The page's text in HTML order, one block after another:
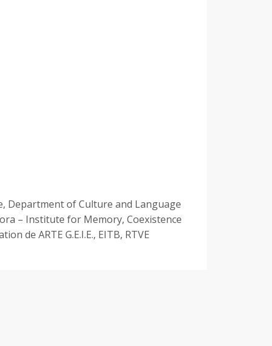
Department of Culture and Language
– Institute for Memory, Coexistence
de ARTE G.E.I.E., EITB, RTVE